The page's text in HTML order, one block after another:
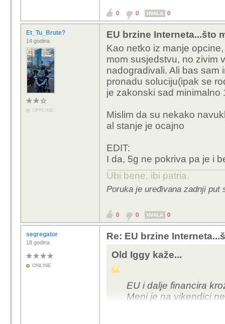
međutim kasnije su
mi izgubili 10-ak
0 0 HVALA 0
Et_Tu_Brute?
14 godina
OFFLINE
EU brzine Interneta...što
Kao netko iz manje
mom susjedstvu, no zivim
nadogradivali. Ali bas sam
pronadu soluciju(ipak se
je zakonski sad minimalno
Mislim da su nekako
al stanje je ocajno
EDIT:
I da, 5g ne pokriva pa je i
Ubi bene, ibi patria.
Poruka je uređivana zadnji put
0 0 HVALA 0
segregator
18 godina
ONLINE
Re: EU brzine
Old Iggy kaže...
EU i dalje financira
Meni je na vikendici